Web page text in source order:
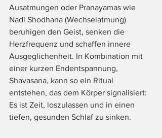
Ausatmungen oder Pranayamas wie
Nadi Shodhana (Wechselatmung)
beruhigen den Geist, senken die
Herzfrequenz und schaffen innere
Ausgeglichenheit. In Kombination mit
einer kurzen Endentspannung,
Shavasana, kann so ein Ritual
entstehen, das dem Körper signalisiert:
Es ist Zeit, loszulassen und in einen
tiefen, gesunden Schlaf zu sinken.